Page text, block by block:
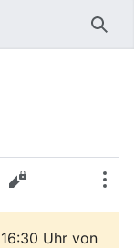
Quelltext
Uhr von